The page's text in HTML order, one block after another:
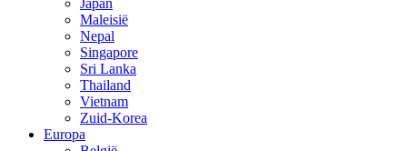
Japan
Maleisië
Nepal
Singapore
Sri Lanka
Thailand
Vietnam
Zuid-Korea
Europa